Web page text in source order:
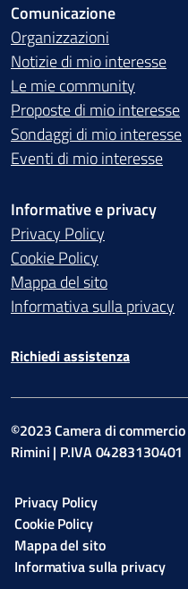
Comunicazione
Organizzazioni
Notizie di mio interesse
Le mie community
Proposte di mio interesse
Sondaggi di mio interesse
Eventi di mio interesse
Informative e privacy
Privacy Policy
Cookie Policy
Mappa del sito
Informativa sulla privacy
Richiedi assistenza
©2023 Camera di
Rimini | P.IVA 04283130401
Privacy Policy
Cookie Policy
Mappa del sito
Informativa sulla privacy